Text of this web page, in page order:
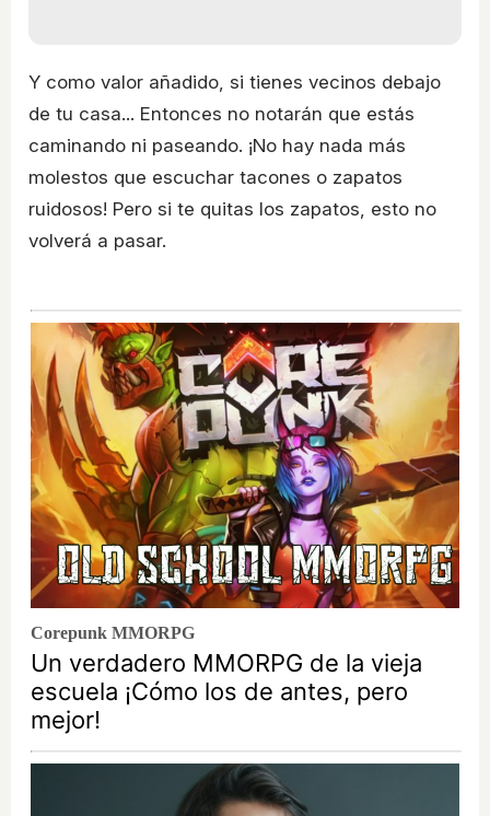
Y como valor añadido, si tienes vecinos debajo
de tu casa... Entonces no notarán que estás
caminando ni paseando. ¡No hay nada más
molestos que escuchar tacones o zapatos
ruidosos! Pero si te quitas los zapatos, esto no
volverá a pasar.
Corepunk MMORPG
Un verdadero MMORPG de la vieja
escuela ¡Cómo los de antes, pero
mejor!